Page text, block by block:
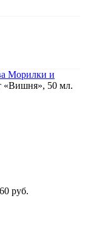
Морилки и
«Вишня», 50 мл.
руб.